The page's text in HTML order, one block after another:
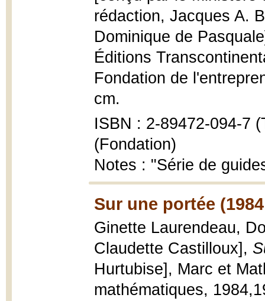
rédaction, Jacques A.
Dominique de
Éditions
Fondation de
cm.
ISBN : 2-89472-094-7
(Fondation)
Notes : "Série de
Sur une portée
Ginette Laurendeau,
Claudette Castilloux],
Hurtubise], Marc et
mathématiques,